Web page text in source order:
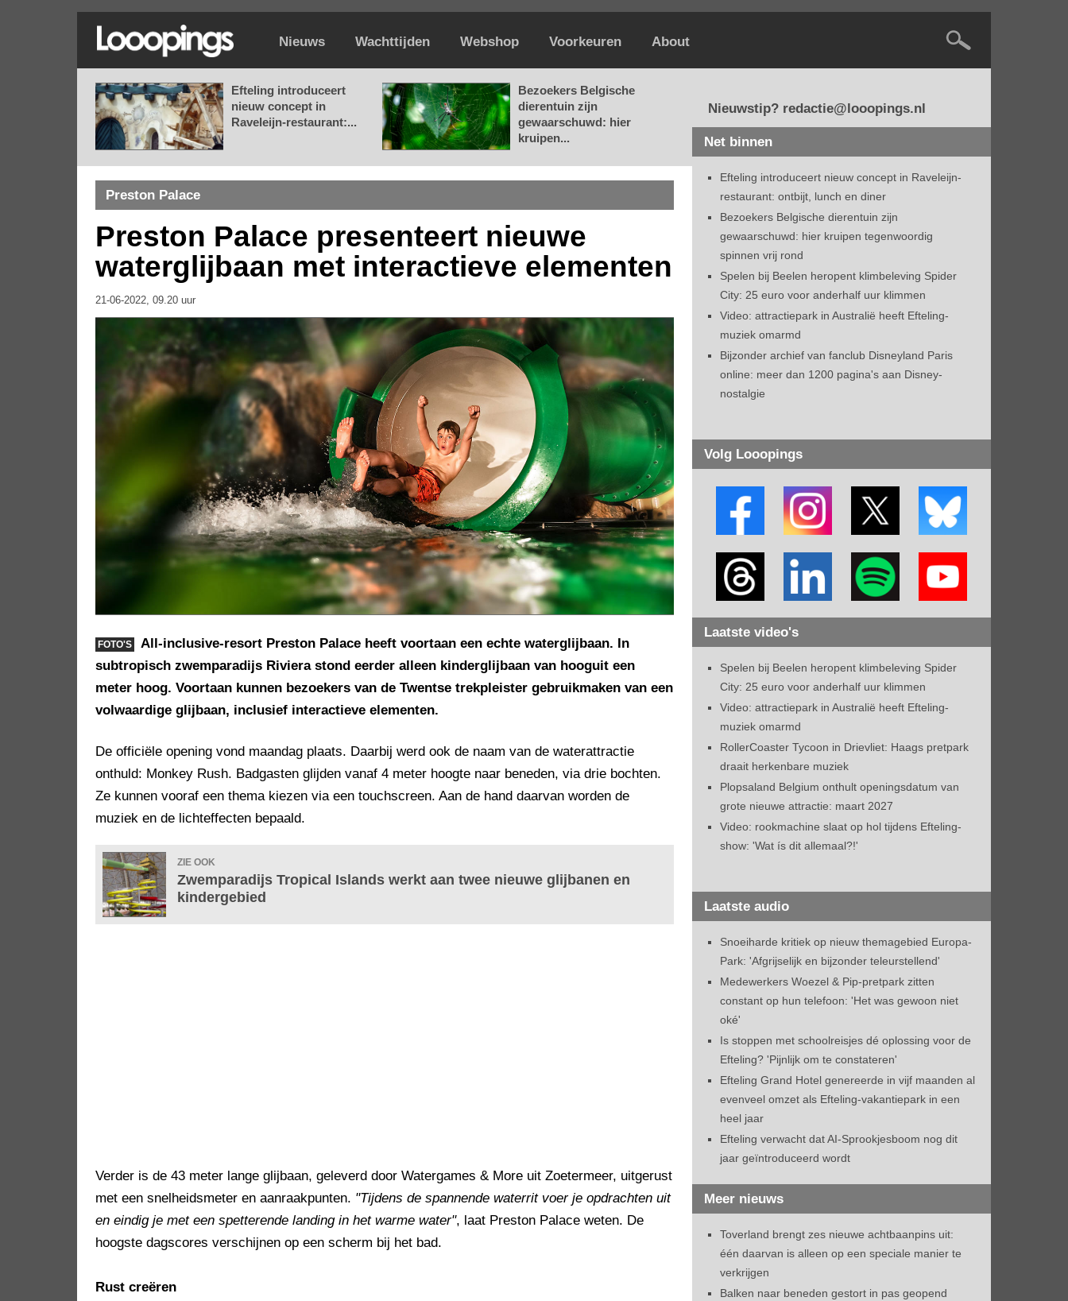
Nieuws Wachttijden Webshop Voorkeuren About
Efteling introduceert
nieuw concept in
Raveleijn-restaurant:...
Bezoekers Belgische
dierentuin zijn
gewaarschuwd: hier
kruipen...
Preston Palace
Preston Palace presenteert nieuwe
waterglijbaan met interactieve elementen
21-06-2022, 09.20 uur
FOTO'S
All-inclusive-resort Preston Palace heeft voortaan een echte waterglijbaan. In
subtropisch zwemparadijs Riviera stond eerder alleen kinderglijbaan van hooguit een
meter hoog. Voortaan kunnen bezoekers van de Twentse trekpleister gebruikmaken van een
volwaardige glijbaan, inclusief interactieve elementen.
De officiële opening vond maandag plaats. Daarbij werd ook de naam van de waterattractie
onthuld: Monkey Rush. Badgasten glijden vanaf 4 meter hoogte naar beneden, via drie bochten.
Ze kunnen vooraf een thema kiezen via een touchscreen. Aan de hand daarvan worden de
muziek en de lichteffecten bepaald.
ZIE OOK
Zwemparadijs Tropical Islands werkt aan twee nieuwe glijbanen en
kindergebied
Verder is de 43 meter lange glijbaan, geleverd door Watergames & More uit Zoetermeer, uitgerust
met een snelheidsmeter en aanraakpunten. "Tijdens de spannende waterrit voer je opdrachten uit
en eindig je met een spetterende landing in het warme water", laat Preston Palace weten. De
hoogste dagscores verschijnen op een scherm bij het bad.
Rust creëren
Nieuwstip? redactie@looopings.nl
Net binnen
Efteling introduceert nieuw concept in Raveleijn-
restaurant: ontbijt, lunch en diner
Bezoekers Belgische dierentuin zijn
gewaarschuwd: hier kruipen tegenwoordig
spinnen vrij rond
Spelen bij Beelen heropent klimbeleving Spider
City: 25 euro voor anderhalf uur klimmen
Video: attractiepark in Australië heeft Efteling-
muziek omarmd
Bijzonder archief van fanclub Disneyland Paris
online: meer dan 1200 pagina's aan Disney-
nostalgie
Volg Looopings
Laatste video's
Spelen bij Beelen heropent klimbeleving Spider
City: 25 euro voor anderhalf uur klimmen
Video: attractiepark in Australië heeft Efteling-
muziek omarmd
RollerCoaster Tycoon in Drievliet: Haags pretpark
draait herkenbare muziek
Plopsaland Belgium onthult openingsdatum van
grote nieuwe attractie: maart 2027
Video: rookmachine slaat op hol tijdens Efteling-
show: 'Wat ís dit allemaal?!'
Laatste audio
Snoeiharde kritiek op nieuw themagebied Europa-
Park: 'Afgrijselijk en bijzonder teleurstellend'
Medewerkers Woezel & Pip-pretpark zitten
constant op hun telefoon: 'Het was gewoon niet
oké'
Is stoppen met schoolreisjes dé oplossing voor de
Efteling? 'Pijnlijk om te constateren'
Efteling Grand Hotel genereerde in vijf maanden al
evenveel omzet als Efteling-vakantiepark in een
heel jaar
Efteling verwacht dat AI-Sprookjesboom nog dit
jaar geïntroduceerd wordt
Meer nieuws
Toverland brengt zes nieuwe achtbaanpins uit:
één daarvan is alleen op een speciale manier te
verkrijgen
Balken naar beneden gestort in pas geopend